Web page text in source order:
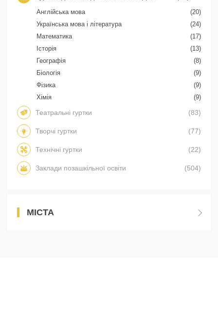
Англійська мова
(20)
Українська мова і література
(24)
Математика
(17)
Історія
(13)
Географія
(8)
Біологія
(9)
Фізика
(9)
Хімія
(9)
Театральні гуртки (83)
Творчі гуртки (77)
Технічні гуртки (22)
Заклади позашкільної освіти (504)
МІСТА